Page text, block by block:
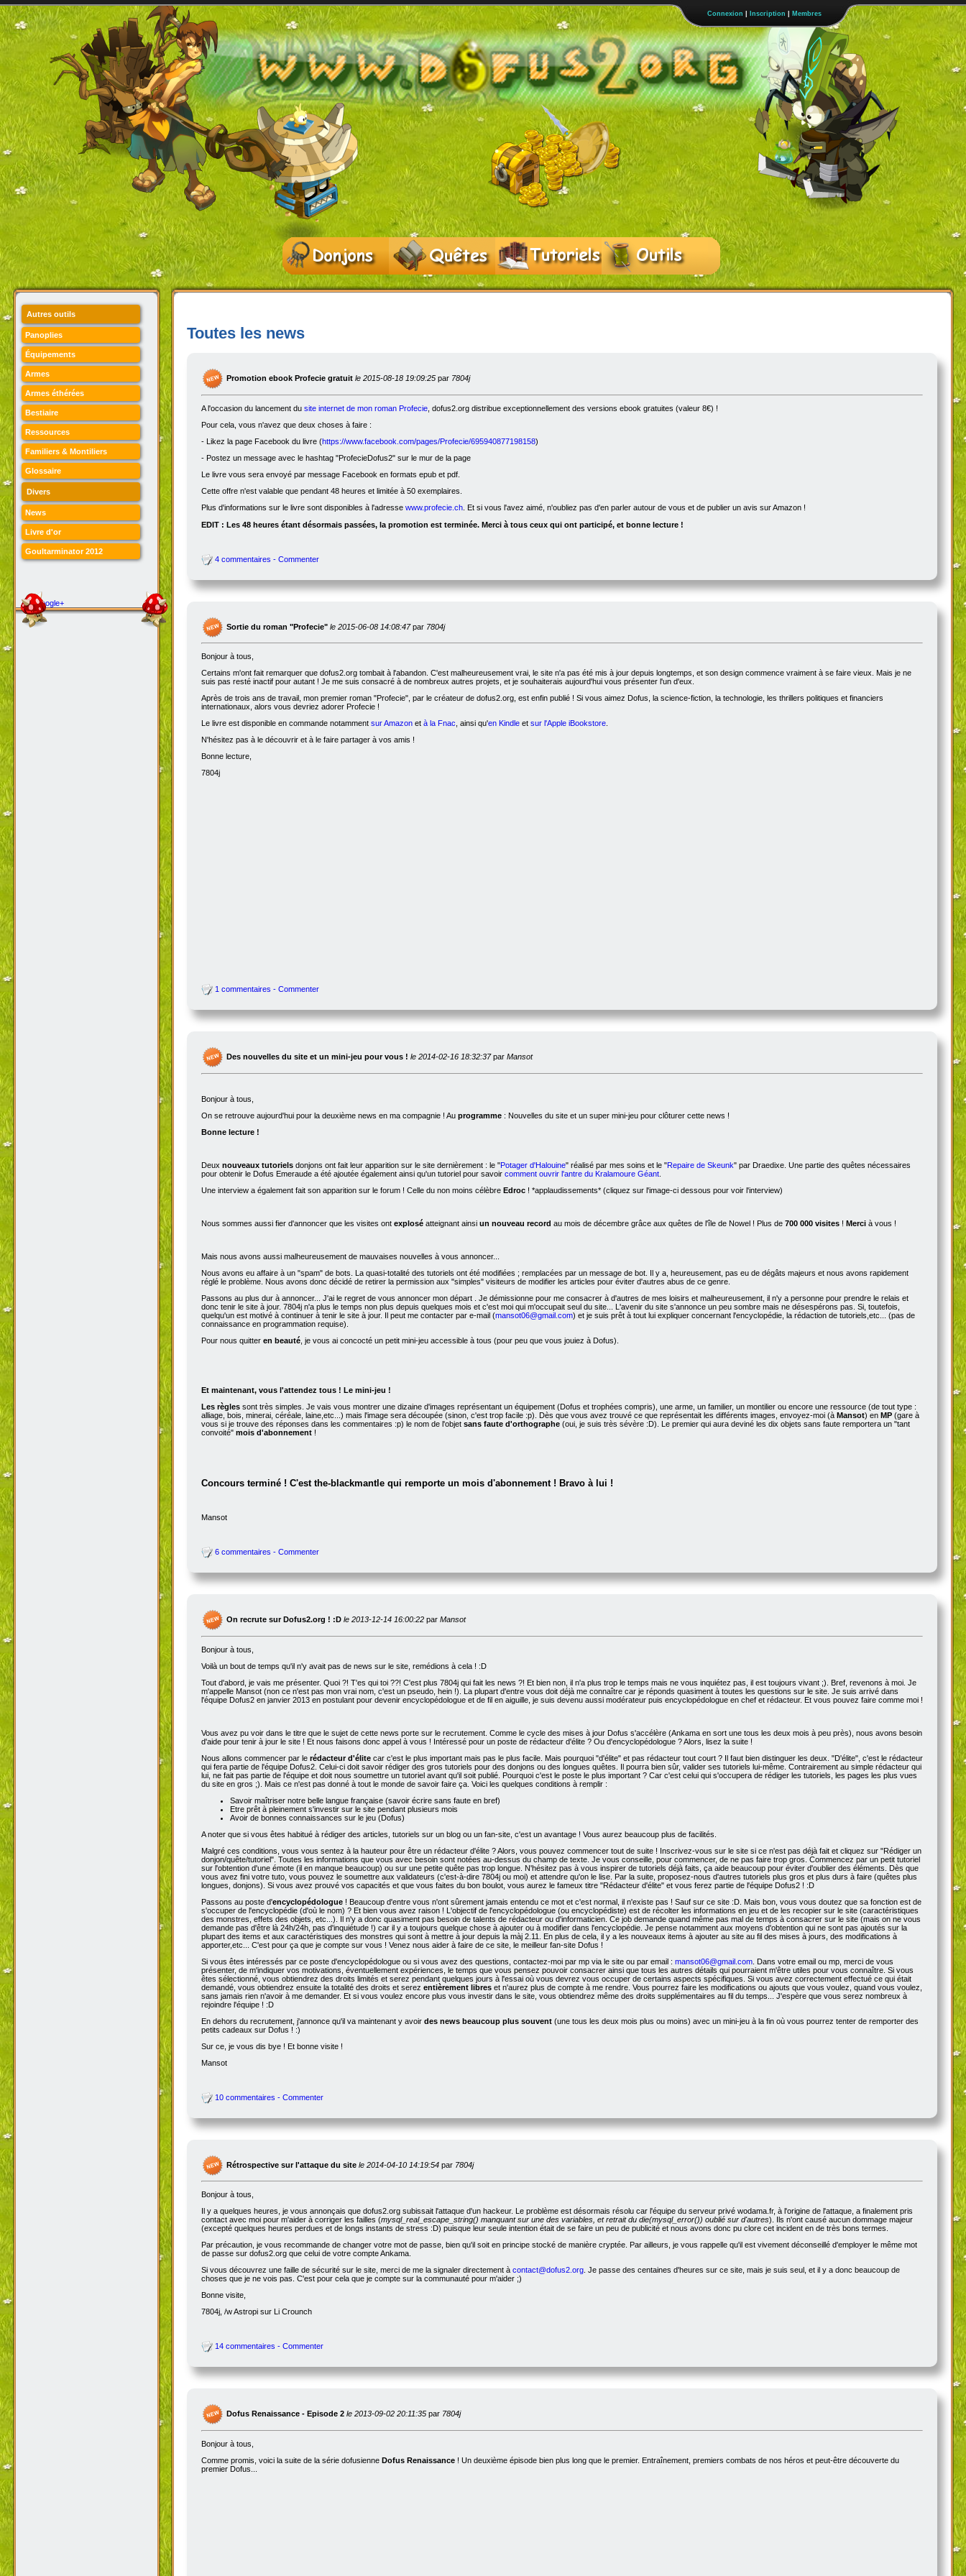
Connexion Inscription Membres
Autres outils
Panoplies
Équipements
Armes
Armes éthérées
Bestiaire
Ressources
Familiers & Montiliers
Glossaire
Divers
News
Livre d'or
Goultarminator 2012
Google+
Toutes les news
Promotion ebook Profecie gratuit le 2015-08-18 19:09:25 par 7804j
A l'occasion du lancement du site internet de mon roman Profecie , dofus2.org distribue exceptionnellement des versions ebook gratuites (valeur 8€) !
Pour cela, vous n'avez que deux choses à faire :
- Likez la page Facebook du livre (https://www.facebook.com/pages/Profecie/695940877198158)
- Postez un message avec le hashtag "ProfecieDofus2" sur le mur de la page
Le livre vous sera envoyé par message Facebook en formats epub et pdf.
Cette offre n'est valable que pendant 48 heures et limitée à 50 exemplaires.
Plus d'informations sur le livre sont disponibles à l'adresse www.profecie.ch . Et si vous l'avez aimé, n'oubliez pas d'en parler autour de vous et de publier un avis sur Amazon !
EDIT : Les 48 heures étant désormais passées, la promotion est terminée. Merci à tous ceux qui ont participé, et bonne lecture !
4 commentaires - Commenter
Sortie du roman "Profecie" le 2015-06-08 14:08:47par 7804j
Bonjour à tous,
Certains m'ont fait remarquer que dofus2.org tombait à l'abandon. C'est malheureusement vrai, le site n'a pas été mis à jour depuis longtemps, et son design commence vraiment à se faire vieux. Mais je ne
suis pas resté inactif pour autant ! Je me suis consacré à de nombreux autres projets, et je souhaiterais aujourd'hui vous présenter l'un d'eux.
Après de trois ans de travail, mon premier roman "Profecie", par le créateur de dofus2.org, est enfin publié ! Si vous aimez Dofus, la science-fiction, la technologie, les thrillers politiques et financiers
internationaux, alors vous devriez adorer Profecie !
Le livre est disponible en commande notamment sur Amazon et à la Fnac, ainsi qu'en Kindle et sur l'Apple iBookstore.
N'hésitez pas à le découvrir et à le faire partager à vos amis !
Bonne lecture,
7804j
1 commentaires - Commenter
Des nouvelles du site et un mini-jeu pour vous ! le 2014-02-16 18:32:37par Mansot
Bonjour à tous,
On se retrouve aujourd'hui pour la deuxième news en ma compagnie ! Au programme : Nouvelles du site et un super mini-jeu pour clôturer cette news !
Bonne lecture !
Deux nouveaux tutoriels donjons ont fait leur apparition sur le site dernièrement : le "Potager d'Halouine" réalisé par mes soins et le "Repaire de Skeunk" par Draedixe. Une partie des quêtes nécessaires
pour obtenir le Dofus Emeraude a été ajoutée également ainsi qu'un tutoriel pour savoir comment ouvrir l'antre du Kralamoure Géant.
Une interview a également fait son apparition sur le forum ! Celle du non moins célèbre Edroc ! *applaudissements* (cliquez sur l'image-ci dessous pour voir l'interview)
Nous sommes aussi fier d'annoncer que les visites ont explosé atteignant ainsi un nouveau record au mois de décembre grâce aux quêtes de l'île de Nowel ! Plus de 700 000 visites ! Merci à vous !
Mais nous avons aussi malheureusement de mauvaises nouvelles à vous annoncer...
Nous avons eu affaire à un "spam" de bots. La quasi-totalité des tutoriels ont été modifiées ; remplacées par un message de bot. Il y a, heureusement, pas eu de dégâts majeurs et nous avons rapidement
réglé le problème. Nous avons donc décidé de retirer la permission aux "simples" visiteurs de modifier les articles pour éviter d'autres abus de ce genre.
Passons au plus dur à annoncer... J'ai le regret de vous annoncer mon départ . Je démissionne pour me consacrer à d'autres de mes loisirs et malheureusement, il n'y a personne pour prendre le relais et
donc tenir le site à jour. 7804j n'a plus le temps non plus depuis quelques mois et c'est moi qui m'occupait seul du site... L'avenir du site s'annonce un peu sombre mais ne désespérons pas. Si, toutefois,
quelqu'un est motivé à continuer à tenir le site à jour. Il peut me contacter par e-mail (mansot06@gmail.com) et je suis prêt à tout lui expliquer concernant l'encyclopédie, la rédaction de tutoriels,etc... (pas de
connaissance en programmation requise).
Pour nous quitter en beauté, je vous ai concocté un petit mini-jeu accessible à tous (pour peu que vous jouiez à Dofus).
Et maintenant, vous l'attendez tous ! Le mini-jeu !
Les règles sont très simples. Je vais vous montrer une dizaine d'images représentant un équipement (Dofus et trophées compris), une arme, un familier, un montilier ou encore une ressource (de tout type :
alliage, bois, minerai, céréale, laine,etc...) mais l'image sera découpée (sinon, c'est trop facile :p). Dès que vous avez trouvé ce que représentait les différents images, envoyez-moi (à Mansot) en MP (gare à
vous si je trouve des réponses dans les commentaires :p) le nom de l'objet sans faute d'orthographe (oui, je suis très sévère :D). Le premier qui aura deviné les dix objets sans faute remportera un "tant
convoité" mois d'abonnement !
Concours terminé ! C'est the-blackmantle qui remporte un mois d'abonnement ! Bravo à lui !
Mansot
6 commentaires - Commenter
On recrute sur Dofus2.org ! :D le 2013-12-14 16:00:22 par Mansot
Bonjour à tous,
Voilà un bout de temps qu'il n'y avait pas de news sur le site, remédions à cela ! :D
Tout d'abord, je vais me présenter. Quoi ?! T'es qui toi ??! C'est plus 7804j qui fait les news ?! Et bien non, il n'a plus trop le temps mais ne vous inquiétez pas, il est toujours vivant ;). Bref, revenons à moi. Je
m'appelle Mansot (non ce n'est pas mon vrai nom, c'est un pseudo, hein !). La plupart d'entre vous doit déjà me connaître car je réponds quasiment à toutes les questions sur le site. Je suis arrivé dans
l'équipe Dofus2 en janvier 2013 en postulant pour devenir encyclopédologue et de fil en aiguille, je suis devenu aussi modérateur puis encyclopédologue en chef et rédacteur. Et vous pouvez faire comme moi !
Vous avez pu voir dans le titre que le sujet de cette news porte sur le recrutement. Comme le cycle des mises à jour Dofus s'accélère (Ankama en sort une tous les deux mois à peu près), nous avons besoin
d'aide pour tenir à jour le site ! Et nous faisons donc appel à vous ! Intéressé pour un poste de rédacteur d'élite ? Ou d'encyclopédologue ? Alors, lisez la suite !
Nous allons commencer par le rédacteur d'élite car c'est le plus important mais pas le plus facile. Mais pourquoi "d'élite" et pas rédacteur tout court ? Il faut bien distinguer les deux. "D'élite", c'est le rédacteur
qui fera partie de l'équipe Dofus2. Celui-ci doit savoir rédiger des gros tutoriels pour des donjons ou des longues quêtes. Il pourra bien sûr, valider ses tutoriels lui-même. Contrairement au simple rédacteur qui
lui, ne fait pas partie de l'équipe et doit nous soumettre un tutoriel avant qu'il soit publié. Pourquoi c'est le poste le plus important ? Car c'est celui qui s'occupera de rédiger les tutoriels, les pages les plus vues
du site en gros ;). Mais ce n'est pas donné à tout le monde de savoir faire ça. Voici les quelques conditions à remplir :
Savoir maîtriser notre belle langue française (savoir écrire sans faute en bref)
Etre prêt à pleinement s'investir sur le site pendant plusieurs mois
Avoir de bonnes connaissances sur le jeu (Dofus)
A noter que si vous êtes habitué à rédiger des articles, tutoriels sur un blog ou un fan-site, c'est un avantage ! Vous aurez beaucoup plus de facilités.
Malgré ces conditions, vous vous sentez à la hauteur pour être un rédacteur d'élite ? Alors, vous pouvez commencer tout de suite ! Inscrivez-vous sur le site si ce n'est pas déjà fait et cliquez sur "Rédiger un
donjon/quête/tutoriel". Toutes les informations que vous avec besoin sont notées au-dessus du champ de texte. Je vous conseille, pour commencer, de ne pas faire trop gros. Commencez par un petit tutoriel
sur l'obtention d'une émote (il en manque beaucoup) ou sur une petite quête pas trop longue. N'hésitez pas à vous inspirer de tutoriels déjà faits, ça aide beaucoup pour éviter d'oublier des éléments. Dès que
vous avez fini votre tuto, vous pouvez le soumettre aux validateurs (c'est-à-dire 7804j ou moi) et attendre qu'on le lise. Par la suite, proposez-nous d'autres tutoriels plus gros et plus durs à faire (quêtes plus
longues, donjons). Si vous avez prouvé vos capacités et que vous faites du bon boulot, vous aurez le fameux titre "Rédacteur d'élite" et vous ferez partie de l'équipe Dofus2 ! :D
Passons au poste d'encyclopédologue ! Beaucoup d'entre vous n'ont sûrement jamais entendu ce mot et c'est normal, il n'existe pas ! Sauf sur ce site :D. Mais bon, vous vous doutez que sa fonction est de
s'occuper de l'encyclopédie (d'où le nom) ? Et bien vous avez raison ! L'objectif de l'encyclopédologue (ou encyclopédiste) est de récolter les informations en jeu et de les recopier sur le site (caractéristiques
des monstres, effets des objets, etc...). Il n'y a donc quasiment pas besoin de talents de rédacteur ou d'informaticien. Ce job demande quand même pas mal de temps à consacrer sur le site (mais on ne vous
demande pas d'être là 24h/24h, pas d'inquiétude !) car il y a toujours quelque chose à ajouter ou à modifier dans l'encyclopédie. Je pense notamment aux moyens d'obtention qui ne sont pas ajoutés sur la
plupart des items et aux caractéristiques des monstres qui sont à mettre à jour depuis la màj 2.11. En plus de cela, il y a les nouveaux items à ajouter au site au fil des mises à jours, des modifications à
apporter,etc... C'est pour ça que je compte sur vous ! Venez nous aider à faire de ce site, le meilleur fan-site Dofus !
Si vous êtes intéressés par ce poste d'encyclopédologue ou si vous avez des questions, contactez-moi par mp via le site ou par email : mansot06@gmail.com . Dans votre email ou mp, merci de vous
présenter, de m'indiquer vos motivations, éventuellement expériences, le temps que vous pensez pouvoir consacrer ainsi que tous les autres détails qui pourraient m'être utiles pour vous connaître. Si vous
êtes sélectionné, vous obtiendrez des droits limités et serez pendant quelques jours à l'essai où vous devrez vous occuper de certains aspects spécifiques. Si vous avez correctement effectué ce qui était
demandé, vous obtiendrez ensuite la totalité des droits et serez entièrement libres et n'aurez plus de compte à me rendre. Vous pourrez faire les modifications ou ajouts que vous voulez, quand vous voulez,
sans jamais rien n'avoir à me demander. Et si vous voulez encore plus vous investir dans le site, vous obtiendrez même des droits supplémentaires au fil du temps... J'espère que vous serez nombreux à
rejoindre l'équipe ! :D
En dehors du recrutement, j'annonce qu'il va maintenant y avoir des news beaucoup plus souvent (une tous les deux mois plus ou moins) avec un mini-jeu à la fin où vous pourrez tenter de remporter des
petits cadeaux sur Dofus ! :)
Sur ce, je vous dis bye ! Et bonne visite !
Mansot
10 commentaires - Commenter
Rétrospective sur l'attaque du site le 2014-04-10 14:19:54 par 7804j
Bonjour à tous,
Il y a quelques heures, je vous annonçais que dofus2.org subissait l'attaque d'un hackeur. Le problème est désormais résolu car l'équipe du serveur privé wodama.fr, à l'origine de l'attaque, a finalement pris
contact avec moi pour m'aider à corriger les failles (mysql_real_escape_string() manquant sur une des variables, et retrait du die(mysql_error()) oublié sur d'autres). Ils n'ont causé aucun dommage majeur
(excepté quelques heures perdues et de longs instants de stress :D) puisque leur seule intention était de se faire un peu de publicité et nous avons donc pu clore cet incident en de très bons termes.
Par précaution, je vous recommande de changer votre mot de passe, bien qu'il soit en principe stocké de manière cryptée. Par ailleurs, je vous rappelle qu'il est vivement déconseillé d'employer le même mot
de passe sur dofus2.org que celui de votre compte Ankama.
Si vous découvrez une faille de sécurité sur le site, merci de me la signaler directement à contact@dofus2.org. Je passe des centaines d'heures sur ce site, mais je suis seul, et il y a donc beaucoup de
choses que je ne vois pas. C'est pour cela que je compte sur la communauté pour m'aider ;)
Bonne visite,
7804j, /w Astropi sur Li Crounch
14 commentaires - Commenter
Dofus Renaissance - Episode 2 le 2013-09-02 20:11:35 par 7804j
Bonjour à tous,
Comme promis, voici la suite de la série dofusienne Dofus Renaissance ! Un deuxième épisode bien plus long que le premier. Entraînement, premiers combats de nos héros et peut-être découverte du
premier Dofus...